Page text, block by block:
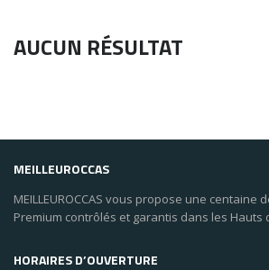
AUCUN RÉSULTAT
MEILLEUROCCAS
MEILLEUROCCAS vous propose une centaine
Premium contrôlés et garantis dans les Hauts
HORAIRES D’OUVERTURE